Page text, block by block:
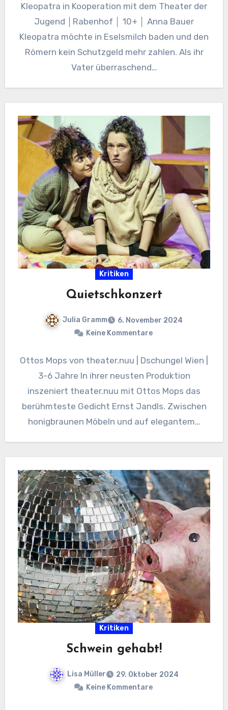
Kleopatra in Kooperation mit dem Theater der
Jugend │Rabenhof │ 10+ │ Anna Bauer
Kleopatra möchte in Eselsmilch baden und den
Römern kein Schutzgeld mehr zahlen. Als ihr
Vater überraschend…
Kritiken
Quietschkonzert
Julia Gramm
6. November 2024
Keine Kommentare
Ottos Mops von theater.nuu | Dschungel Wien |
3-6 Jahre In ihrer neusten Produktion
inszeniert theater.nuu mit Ottos Mops das
berühmteste Gedicht Ernst Jandls. Zwischen
honigbraunen Möbeln und auf elegantem…
Kritiken
Schwein gehabt!
Lisa Müller
29. Oktober 2024
Keine Kommentare